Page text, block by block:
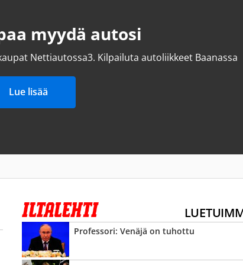
myydä autosi
Nettiautossa3. Kilpailuta autoliikkeet Baanassa
Lue lisää
Professori: Venäjä on tuhottu